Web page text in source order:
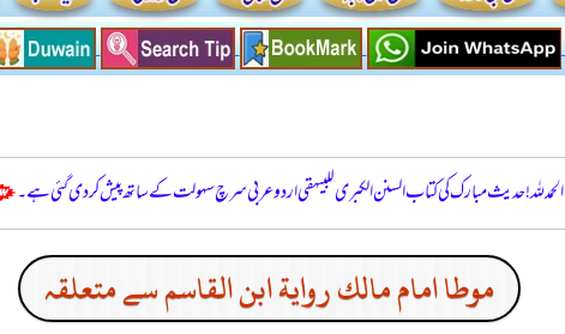
الحمدللہ! حدیث مبارک کی کتاب السنن الكبرى للبيهقي اردو عربی سرچ سہولت کے ساتھ پیش کر دی گئی ہے۔
موطا امام مالك رواية ابن القاسم سے متعلقہ